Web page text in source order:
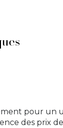
pour un
des prix